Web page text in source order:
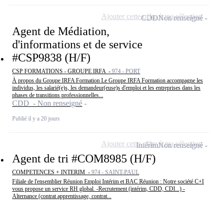
Agent de Médiation,
d'informations et de service
#CSP9838 (H/F)
CSP FORMATIONS - GROUPE IRFA - 974 - PORT
À propos du Groupe IRFA Formation Le Groupe IRFA Formation accompagne les
individus, les salarié(e)s, les demandeur(euse)s d'emploi et les entreprises dans les
phases de transitions professionnelles...
CDD - Non renseigné
Publié il y a 20 jours
CDDNon renseigné
Ajouter cette offre à ma sélection
Agent de tri #COM8985 (H/F)
COMPETENCES + INTERIM - 974 - SAINT-PAUL
Filiale de l'ensemblier Réunion Emploi Intérim et BAC Réunion : Notre société C+I
vous propose un service RH global. -Recrutement (intérim, CDD, CDI...) -
Alternance (contrat apprentissage, contrat...
IntérimNon renseigné
Ajouter cette offre à ma sélection